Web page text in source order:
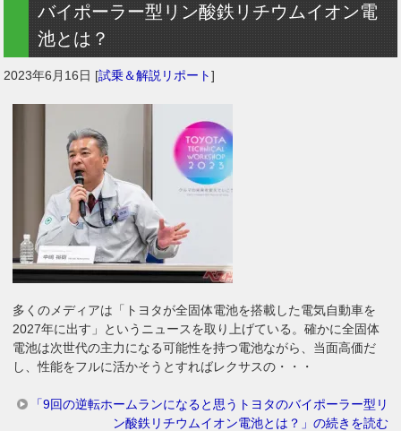
バイポーラー型リン酸鉄リチウムイオン電
池とは？
2023年6月16日 [試乗＆解説リポート]
多くのメディアは「トヨタが全固体電池を搭載した電気自動車を
2027年に出す」というニュースを取り上げている。確かに全固体
電池は次世代の主力になる可能性を持つ電池ながら、当面高価だ
し、性能をフルに活かそうとすればレクサスの・・・
「9回の逆転ホームランになると思うトヨタのバイポーラー型リ
ン酸鉄リチウムイオン電池とは？」の続きを読む